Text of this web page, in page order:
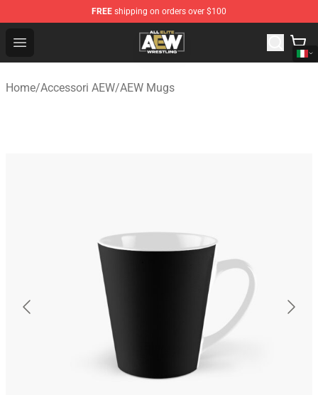
FREE shipping on orders over $100
Open menu
Aew Shop ⚡️ Official Aew Merchandise Store
Home/Accessori AEW/AEW Mugs